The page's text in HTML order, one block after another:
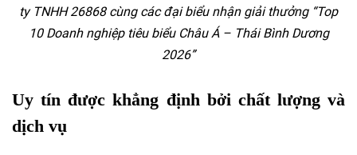
ty TNHH 26868 cùng các đại biểu nhận giải thưởng “Top
10 Doanh nghiệp tiêu biểu Châu Á – Thái Bình Dương
2026”
Uy tín được khẳng định bởi chất lượng và
dịch vụ